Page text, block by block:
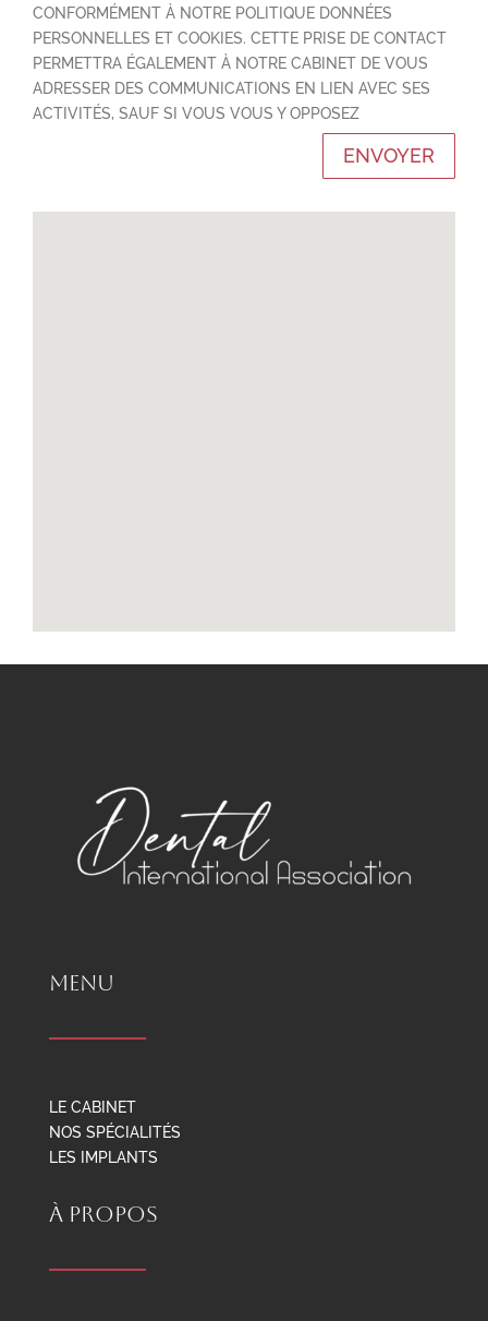
CONFORMÉMENT À NOTRE POLITIQUE DONNÉES
PERSONNELLES ET COOKIES. CETTE PRISE DE CONTACT
PERMETTRA ÉGALEMENT À NOTRE CABINET DE VOUS
ADRESSER DES COMMUNICATIONS EN LIEN AVEC SES
ACTIVITÉS, SAUF SI VOUS VOUS Y OPPOSEZ
ENVOYER
MENU
LE CABINET
NOS SPÉCIALITÉS
LES IMPLANTS
À PROPOS